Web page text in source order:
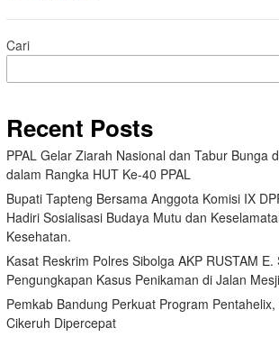
Cari
Recent Posts
PPAL Gelar Ziarah Nasional dan Tabur Bunga
dalam Rangka HUT Ke-40 PPAL
Bupati Tapteng Bersama Anggota Komisi IX
Hadiri Sosialisasi Budaya Mutu dan
Kesehatan.
Kasat Reskrim Polres Sibolga AKP RUSTAM E.
Pengungkapan Kasus Penikaman di Jalan
Pemkab Bandung Perkuat Program
Cikeruh Dipercepat